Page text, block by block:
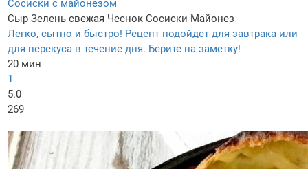
Сосиски с майонезом
Сыр Зелень свежая Чеснок Сосиски Майонез
Легко, сытно и быстро! Рецепт подойдет для завтрака или
для перекуса в течение дня. Берите на заметку!
20 мин
1
5.0
269